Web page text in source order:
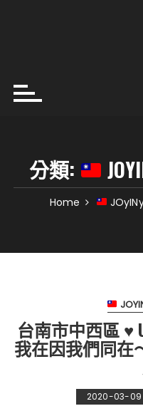
分類:
Home
台南市中西區 ♥
我在因我們同在
2020-03-09